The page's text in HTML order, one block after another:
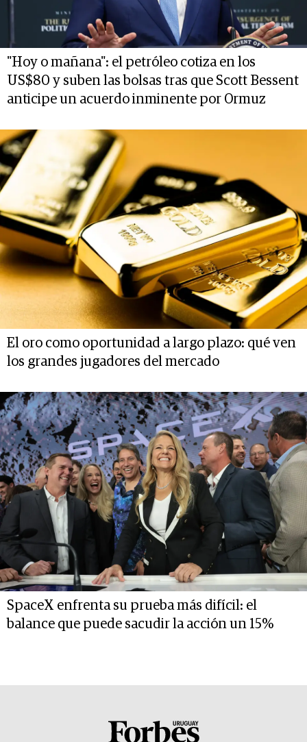
"Hoy o mañana": el petróleo cotiza en los
US$80 y suben las bolsas tras que Scott Bessent
anticipe un acuerdo inminente por Ormuz
El oro como oportunidad a largo plazo: qué ven
los grandes jugadores del mercado
SpaceX enfrenta su prueba más difícil: el
balance que puede sacudir la acción un 15%